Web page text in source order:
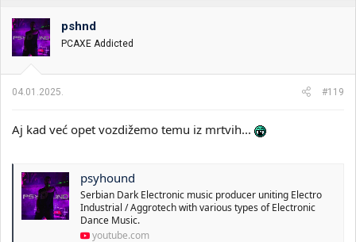
pshnd
PCAXE Addicted
04.01.2025. #119
Aj kad već opet vozdižemo temu iz mrtvih...
psyhound
Serbian Dark Electronic music producer uniting Electro
Industrial / Aggrotech with various types of Electronic
Dance Music.
youtube.com